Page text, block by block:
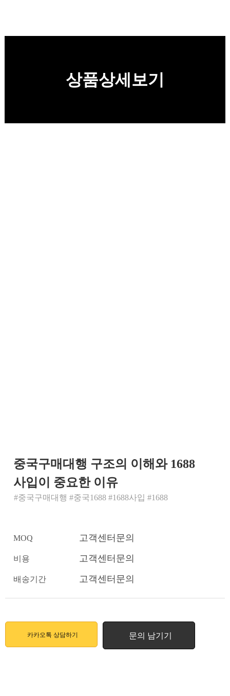
상품상세보기
중국구매대행 구조의 이해와 1688
사입이 중요한 이유
#중국구매대행 #중국1688 #1688사입 #1688
MOQ 고객센터문의
비용 고객센터문의
배송기간 고객센터문의
카카오톡 상담하기 문의 남기기